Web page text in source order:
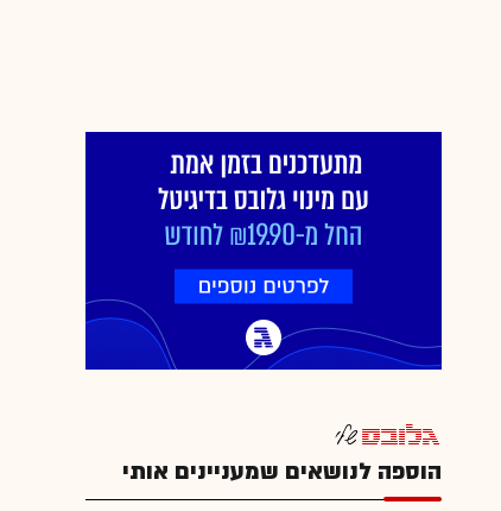
הוספה לנושאים שמעניינים אותי